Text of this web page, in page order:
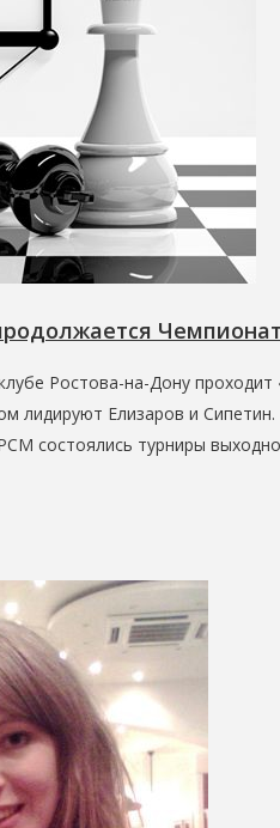
Ростова-на-Дону
лидируют Елизаров и
состоялись турниры